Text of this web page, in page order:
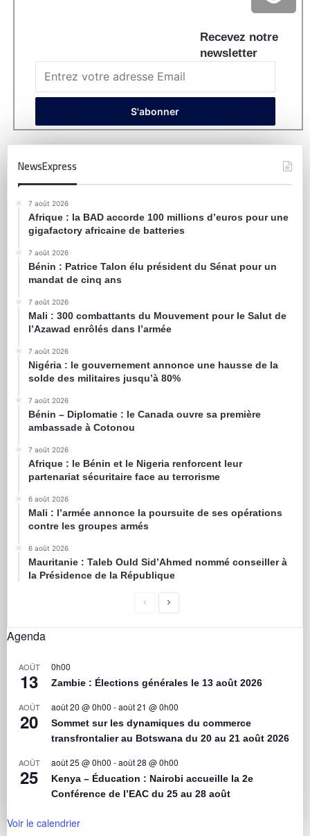
Recevez notre
newsletter
NewsExpress
7 août 2026
Afrique : la BAD accorde 100 millions d’euros pour une
gigafactory africaine de batteries
7 août 2026
Bénin : Patrice Talon élu président du Sénat pour un
mandat de cinq ans
7 août 2026
Mali : 300 combattants du Mouvement pour le Salut de
l’Azawad enrôlés dans l’armée
7 août 2026
Nigéria : le gouvernement annonce une hausse de la
solde des militaires jusqu’à 80%
7 août 2026
Bénin – Diplomatie : le Canada ouvre sa première
ambassade à Cotonou
7 août 2026
Afrique : le Bénin et le Nigeria renforcent leur
partenariat sécuritaire face au terrorisme
6 août 2026
Mali : l’armée annonce la poursuite de ses opérations
contre les groupes armés
6 août 2026
Mauritanie : Taleb Ould Sid’Ahmed nommé conseiller à
la Présidence de la République
Agenda
AOÛT
13
0h00
Zambie : Élections générales le 13 août 2026
AOÛT
20
août 20 @ 0h00 -août 21 @ 0h00
Sommet sur les dynamiques du commerce
transfrontalier au Botswana du 20 au 21 août 2026
AOÛT
25
août 25 @ 0h00 -août 28 @ 0h00
Kenya – Éducation : Nairobi accueille la 2e
Conférence de l’EAC du 25 au 28 août
Voir le calendrier